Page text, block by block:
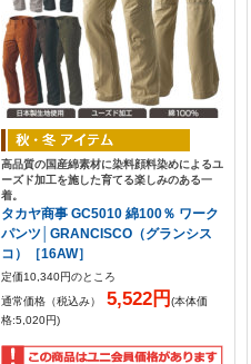
高品質の国産綿素材に染料顔料染めによるユ
ーズド加工を施した育てる楽しみのある一
着。
タカヤ商事 GC5010 綿100％ ワーク
パンツ│GRANCISCO（グランシス
コ）［16AW］
定価10,340円のところ
通常価格（税込み）
5,522円(本体価
格:5,020円)